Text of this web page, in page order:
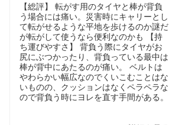
【総評】 転がす用のタイヤと棒が背負
う場合には痛い。災害時にキャリーとし
て転がせるような平地を歩けるのか謎だ
が転がして使うなら便利なのかも 【持
ち運びやすさ】 背負う際にタイヤがお
尻にぶつかったり、背負っている最中は
棒が背中にあたるのが痛い。 ベルトは
やわらかい幅広なのでくいこむことはな
いものの、クッションはなくペラペラな
ので背負う時にヨレを直す手間がある。